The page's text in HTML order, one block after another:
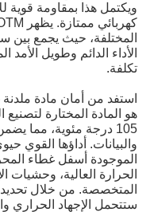
ويكتمل هذا بمقاومة
المختلفة، حيث يجمع بين
الأداء الدائم وطويل الأمد
تكلفة.
هو المادة المختارة لتصنيع
105 درجة مئوية، مما
والبيانات. أداؤها القوي
الموجودة أسفل غطاء
الحرارة العالية، وحشيات
ستتحمل الإجهاد الحراري